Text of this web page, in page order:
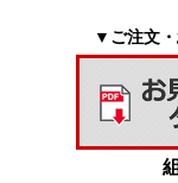
▼ご注文・